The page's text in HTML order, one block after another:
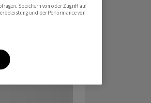
Speichern von oder Zugriff auf
und der Performance von